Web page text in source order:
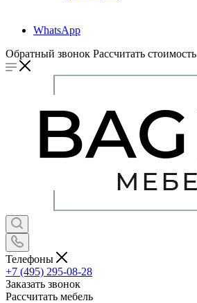
WhatsApp
Обратный звонок Рассчитать стоимость
Телефоны
+7 (495) 295-08-28
Заказать звонок
Рассчитать мебель